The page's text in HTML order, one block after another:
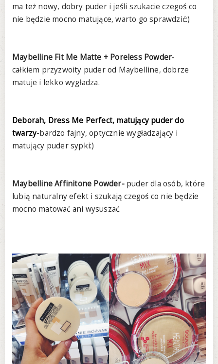
ma też nowy, dobry puder i jeśli szukacie czegoś co
nie będzie mocno matujące, warto go sprawdzić:)
Maybelline Fit Me Matte + Poreless Powder-
całkiem przyzwoity puder od Maybelline, dobrze
matuje i lekko wygładza.
Deborah, Dress Me Perfect, matujący puder do
twarzy-bardzo fajny, optycznie wygładzający i
matujący puder sypki:)
Maybelline Affinitone Powder-puder dla osób, które
lubią naturalny efekt i szukają czegoś co nie będzie
mocno matować ani wysuszać.